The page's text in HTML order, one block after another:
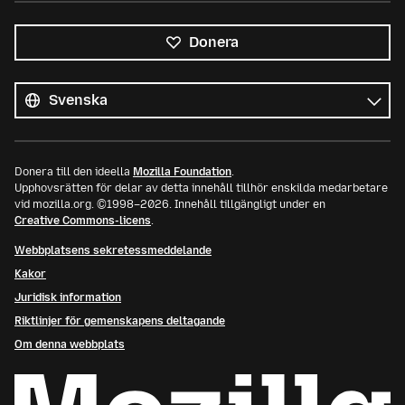
Donera
språk
Språk
Donera till den ideella Mozilla Foundation.
Upphovsrätten för delar av detta innehåll tillhör enskilda medarbetare
vid mozilla.org. ©1998–2026. Innehåll tillgängligt under en
Creative Commons-licens.
Webbplatsens sekretessmeddelande
Kakor
Juridisk information
Riktlinjer för gemenskapens deltagande
Om denna webbplats